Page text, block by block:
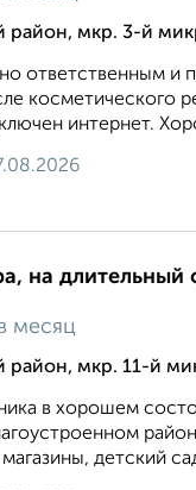
район, мкр. 3-й
ответственным и
косметического
интернет.
на
месяц
район, мкр. 11-й
в хорошем
детский